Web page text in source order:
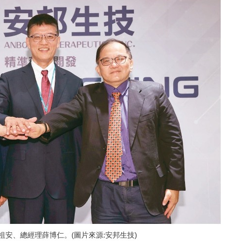
、總經理薛博仁。(圖片來源:安邦生技)